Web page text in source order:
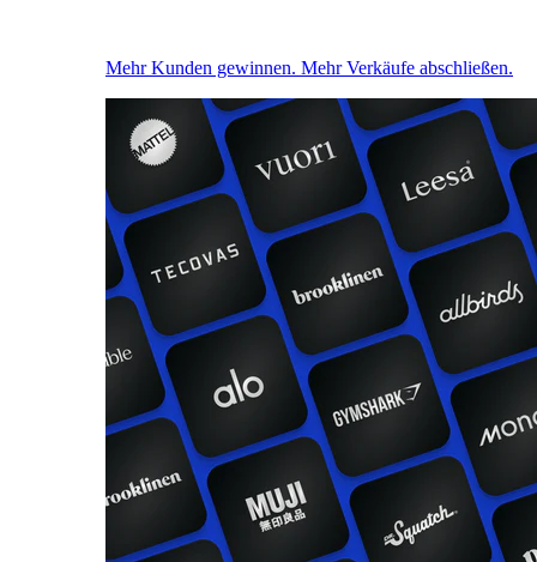
Mehr Kunden gewinnen. Mehr Verkäufe abschließen.